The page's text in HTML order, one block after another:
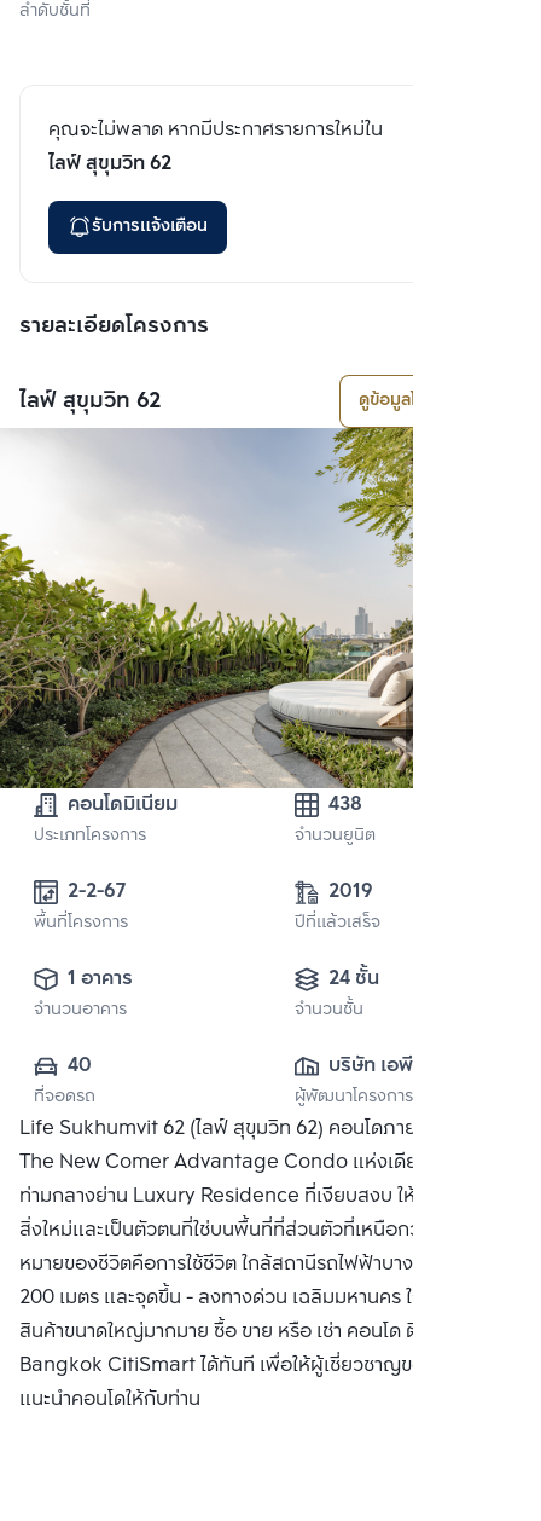
ลำดับชั้นที่
คุณจะไม่พลาด หากมีประกาศรายการใหม่ใน
ไลฟ์ สุขุมวิท 62
รับการแจ้งเตือน
รายละเอียดโครงการ
ไลฟ์ สุขุมวิท 62 ดูข้อมูลโครงการ
คอนโดมิเนียม
ประเภทโครงการ
438
จำนวนยูนิต
2-2-67
พื้นที่โครงการ
2019
ปีที่แล้วเสร็จ
1 อาคาร
จำนวนอาคาร
24 ชั้น
จำนวนชั้น
40
ที่จอดรถ
บริษัท เอพี เอ็มอี 5
จำกัด
ผู้พัฒนาโครงการ
Life Sukhumvit 62 (ไลฟ์ สุขุมวิท 62) คอนโดภายใต้คอนเซ็ปต์
The New Comer Advantage Condo แห่งเดียวในซอย 62
ท่ามกลางย่าน Luxury Residence ที่เงียบสงบ ให้คุณได้ค้นหา
สิ่งใหม่และเป็นตัวตนที่ใช่บนพื้นที่ที่ส่วนตัวที่เหนือกว่า เพราะเป้า
หมายของชีวิตคือการใช้ชีวิต ใกล้สถานีรถไฟฟ้าบางจาก เพียง
200 เมตร และจุดขึ้น - ลงทางด่วน เฉลิมมหานคร ใกล้ห้างสรรพ
สินค้าขนาดใหญ่มากมาย ซื้อ ขาย หรือ เช่า คอนโด ติดต่อหาเรา
Bangkok CitiSmart ได้ทันที เพื่อให้ผู้เชี่ยวชาญของเราได้
แนะนำคอนโดให้กับท่าน